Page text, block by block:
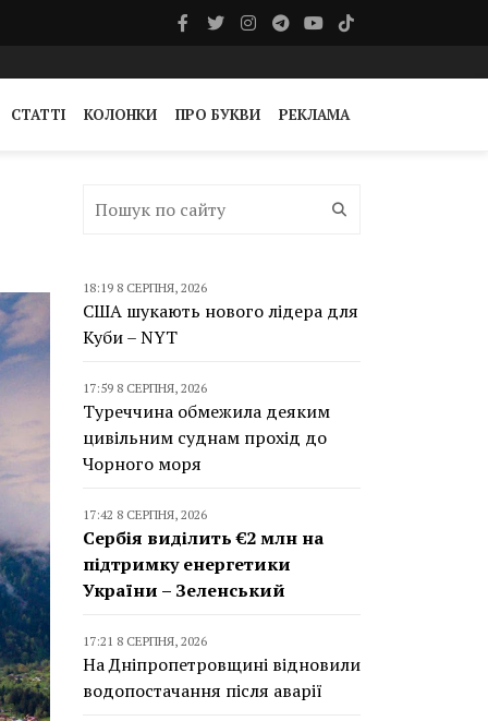
СТАТТІ КОЛОНКИ ПРО БУКВИ РЕКЛАМА
18:19 8 СЕРПНЯ, 2026
США шукають нового лідера для
Куби – NYT
17:59 8 СЕРПНЯ, 2026
Туреччина обмежила деяким
цивільним суднам прохід до
Чорного моря
17:42 8 СЕРПНЯ, 2026
Сербія виділить €2 млн на
підтримку енергетики
України – Зеленський
17:21 8 СЕРПНЯ, 2026
На Дніпропетровщині відновили
водопостачання після аварії